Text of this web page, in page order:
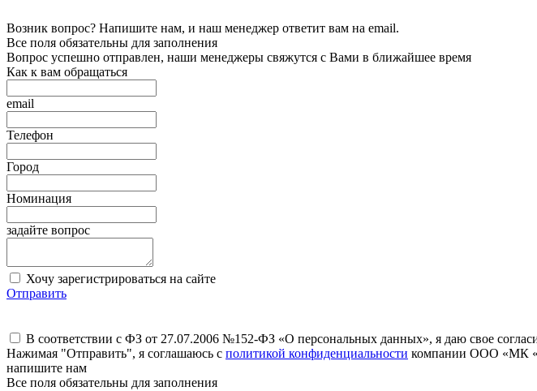
Возник вопрос? Напишите нам, и наш менеджер ответит вам на email.
Все поля обязательны для заполнения
Вопрос успешно отправлен, наши менеджеры свяжутся с Вами в ближайшее время
Как к вам обращаться
email
Телефон
Город
Номинация
задайте вопрос
Хочу зарегистрироваться на сайте
Отправить
В соответствии с ФЗ от 27.07.2006 №152-ФЗ «О персональных данных», я даю свое
Нажимая "Отправить", я соглашаюсь с политикой конфиденциальности компании ООО «МК
напишите нам
Все поля обязательны для заполнения